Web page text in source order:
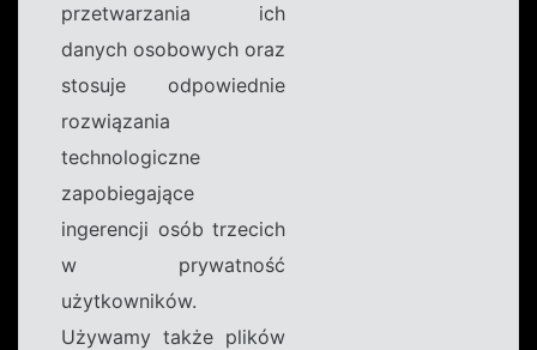
przetwarzania ich
danych osobowych oraz
stosuje odpowiednie
rozwiązania
technologiczne
zapobiegające
ingerencji osób trzecich
w prywatność
użytkowników.
Używamy także plików